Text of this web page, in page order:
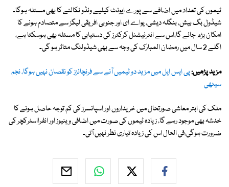
ٹیموں کی تعداد میں اضافے سے پورے ایونٹ کیلیے ونڈو نکالنے کا بھی مسئلہ ہوگا۔
شیڈول بگ بیش، بنگلہ دیشی، یواے ای اور جنوبی افریقی لیگز سے متصادم ہونے کا
امکان بڑھ جائے گا،اس سے انٹرنیشنل کرکٹرز کی دستیابی کا مسئلہ بھی ہوسکتا ہے،
اگلے 2 سال میں رمضان المبارک کی وجہ سے بھی شیڈولنگ متاثر ہو گی۔
مزید پڑھیں:پی ایس ایل میں مزید دو ٹیمیں آنے سے فرنچائزز کو نقصان نہیں ہوگا، نجم
سیٹھی
ملک کی ابتر معاشی صورتحال میں خریداروں اور اسپانسرز کی کم توجہ حاصل ہونے کا
خدشہ بھی موجود رہے گا، زیادہ ٹیموں کی صورت میں اضافی وینیوز اور انفرااسٹرکچر کی
ضرورت ہوگی،فی الحال اس کی زیادہ تیاری نظر نہیں آتی۔